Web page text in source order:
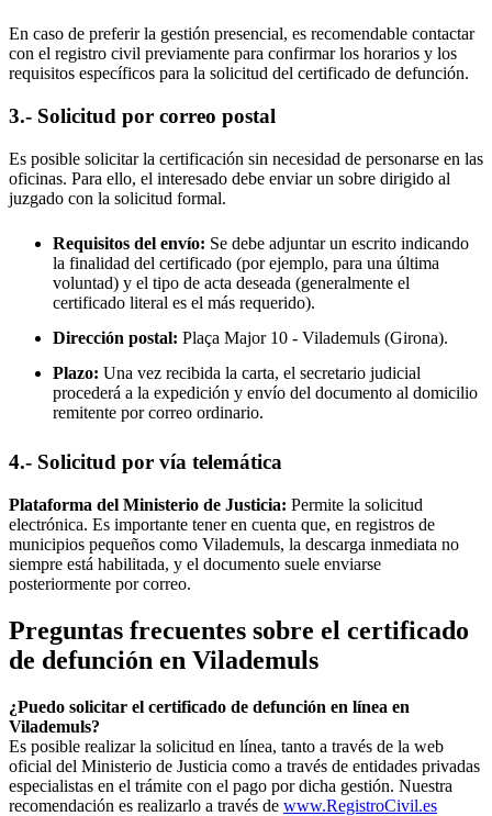
En caso de preferir la gestión presencial, es recomendable contactar
con el registro civil previamente para confirmar los horarios y los
requisitos específicos para la solicitud del certificado de defunción.
3.- Solicitud por correo postal
Es posible solicitar la certificación sin necesidad de personarse en las
oficinas. Para ello, el interesado debe enviar un sobre dirigido al
juzgado con la solicitud formal.
Requisitos del envío: Se debe adjuntar un escrito indicando
la finalidad del certificado (por ejemplo, para una última
voluntad) y el tipo de acta deseada (generalmente el
certificado literal es el más requerido).
Dirección postal: Plaça Major 10 - Vilademuls (Girona).
Plazo: Una vez recibida la carta, el secretario judicial
procederá a la expedición y envío del documento al domicilio
remitente por correo ordinario.
4.- Solicitud por vía telemática
Plataforma del Ministerio de Justicia: Permite la solicitud
electrónica. Es importante tener en cuenta que, en registros de
municipios pequeños como Vilademuls, la descarga inmediata no
siempre está habilitada, y el documento suele enviarse
posteriormente por correo.
Preguntas frecuentes sobre el certificado
de defunción en Vilademuls
¿Puedo solicitar el certificado de defunción en línea en
Vilademuls?
Es posible realizar la solicitud en línea, tanto a través de la web
oficial del Ministerio de Justicia como a través de entidades privadas
especialistas en el trámite con el pago por dicha gestión. Nuestra
recomendación es realizarlo a través de www.RegistroCivil.es